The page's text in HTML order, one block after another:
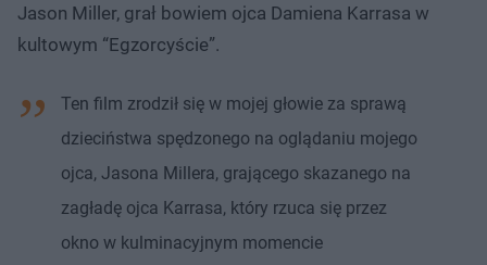
Jason Miller, grał bowiem ojca Damiena Karrasa w
kultowym “Egzorcyście”.
Ten film zrodził się w mojej głowie za sprawą
dzieciństwa spędzonego na oglądaniu mojego
ojca, Jasona Millera, grającego skazanego na
zagładę ojca Karrasa, który rzuca się przez
okno w kulminacyjnym momencie